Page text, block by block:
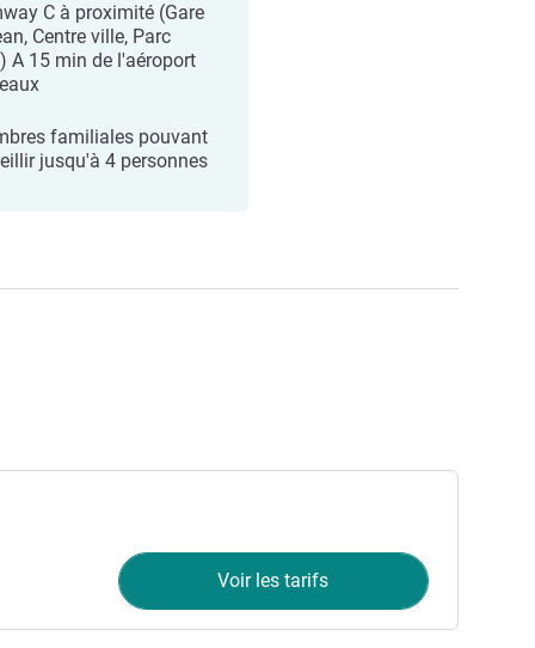
C à proximité (Gare
Centre ville, Parc
A 15 min de l'aéroport
familiales pouvant
jusqu'à 4 personnes
Voir les tarifs